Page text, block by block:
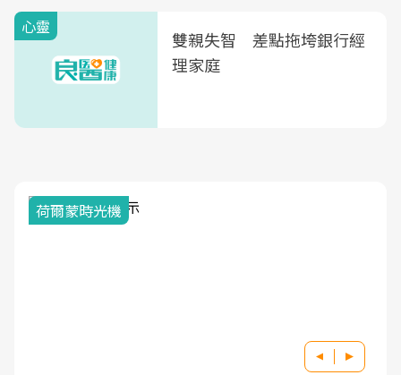
心靈
雙親失智 差點拖垮銀行經
理家庭
荷爾蒙時光機